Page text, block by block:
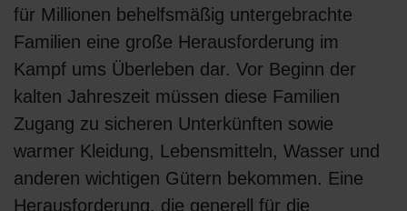
für Millionen behelfsmäßig untergebrachte
Familien eine große Herausforderung im
Kampf ums Überleben dar. Vor Beginn der
kalten Jahreszeit müssen diese Familien
Zugang zu sicheren Unterkünften sowie
warmer Kleidung, Lebensmitteln, Wasser und
anderen wichtigen Gütern bekommen. Eine
Herausforderung, die generell für die